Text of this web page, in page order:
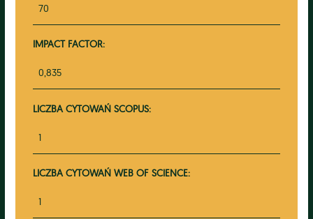
70
IMPACT FACTOR:
0,835
LICZBA CYTOWAŃ SCOPUS:
1
LICZBA CYTOWAŃ WEB OF SCIENCE:
1